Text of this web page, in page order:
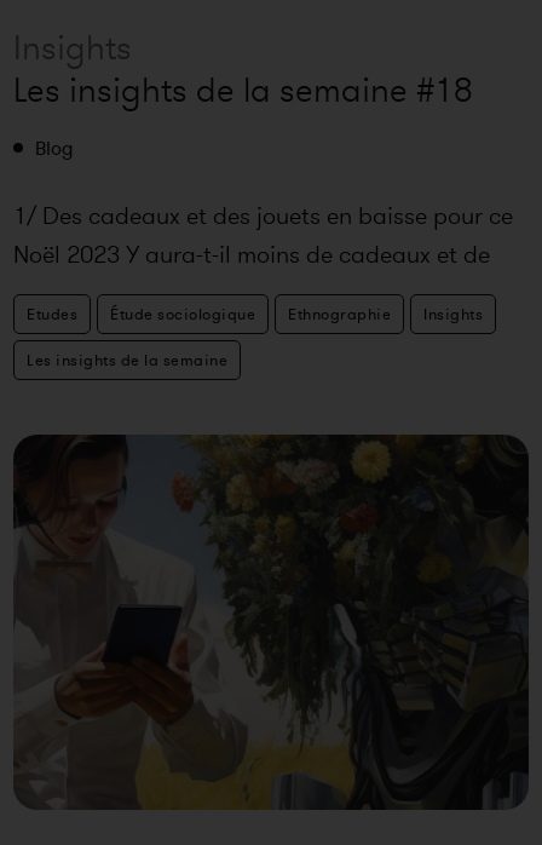
Insights
Les insights de la semaine #18
Blog
1/ Des cadeaux et des jouets en baisse pour ce
Noël 2023 Y aura-t-il moins de cadeaux et de
jouets au pied du sapin cet
Etudes Étude sociologique Ethnographie Insights
Les insights de la semaine